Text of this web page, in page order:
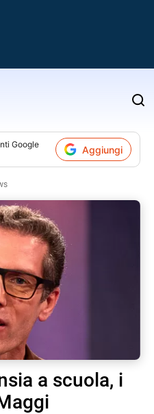
Google
Aggiungi
a scuola, i